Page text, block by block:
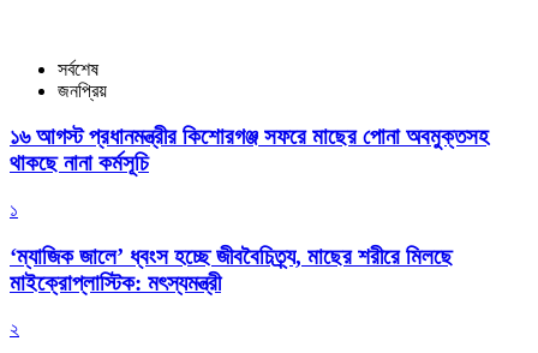
সর্বশেষ
জনপ্রিয়
১৬ আগস্ট প্রধানমন্ত্রীর কিশোরগঞ্জ সফরে মাছের পোনা অবমুক্তসহ
থাকছে নানা কর্মসূচি
১
‘ম্যাজিক জালে’ ধ্বংস হচ্ছে জীববৈচিত্র্য, মাছের শরীরে মিলছে
মাইক্রোপ্লাস্টিক: মৎস্যমন্ত্রী
২